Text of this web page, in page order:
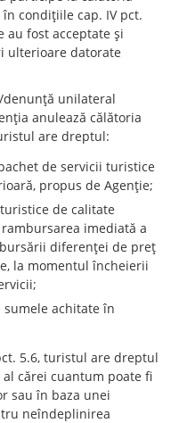
condiţiile cap. IV pct.
au fost acceptate şi
ulterioare datorate
denunţă unilateral
anulează călătoria
are dreptul:
de servicii turistice
propus de Agenţie;
de calitate
imediată a
diferenţei de preţ
la momentul încheierii
achitate în
5.6, turistul are dreptul
cărei cuantum poate fi
sau în baza unei
neîndeplinirea